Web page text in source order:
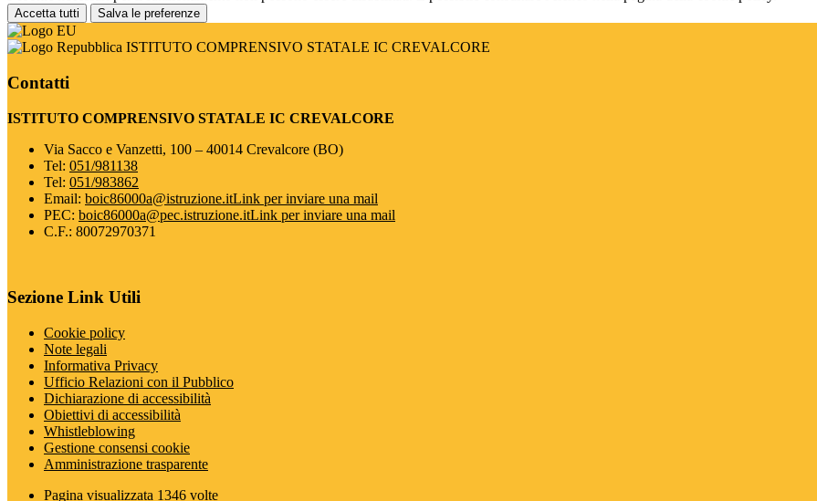
Accetta tutti Salva le preferenze
ISTITUTO COMPRENSIVO STATALE IC CREVALCORE
Contatti
ISTITUTO COMPRENSIVO STATALE IC CREVALCORE
Via Sacco e Vanzetti, 100 – 40014 Crevalcore (BO)
Tel: 051/981138
Tel: 051/983862
Email: boic86000a@istruzione.itLink per inviare una mail
PEC: boic86000a@pec.istruzione.itLink per inviare una mail
C.F.: 80072970371
Sezione Link Utili
Cookie policy
Note legali
Informativa Privacy
Ufficio Relazioni con il Pubblico
Dichiarazione di accessibilità
Obiettivi di accessibilità
Whistleblowing
Gestione consensi cookie
Amministrazione trasparente
Pagina visualizzata 1346 volte